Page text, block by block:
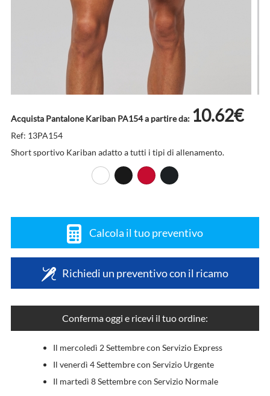
Acquista Pantalone Kariban PA154 a partire da: 10.62€
Ref: 13PA154
Short sportivo Kariban adatto a tutti i tipi di allenamento.
Calcola il tuo preventivo
Richiedi un preventivo con il ricamo
Conferma oggi e ricevi il tuo ordine:
Il mercoledì 2 Settembre con Servizio Express
Il venerdì 4 Settembre con Servizio Urgente
Il martedì 8 Settembre con Servizio Normale